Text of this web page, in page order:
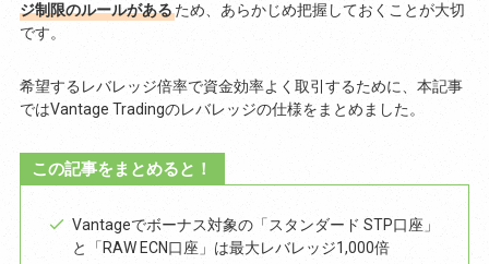
ジ制限のルールがあるため、あらかじめ把握しておくことが大切
です。
希望するレバレッジ倍率で資金効率よく取引するために、本記事
ではVantage Tradingのレバレッジの仕様をまとめました。
この記事をまとめると！
Vantageでボーナス対象の「スタンダード STP口座」
と「RAW ECN口座」は最大レバレッジ1,000倍